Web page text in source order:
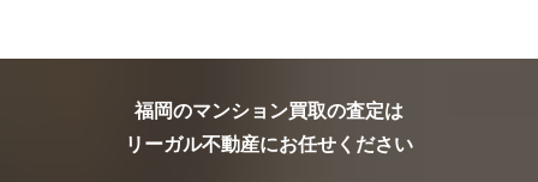
福岡のマンション買取の査定は
リーガル不動産にお任せください